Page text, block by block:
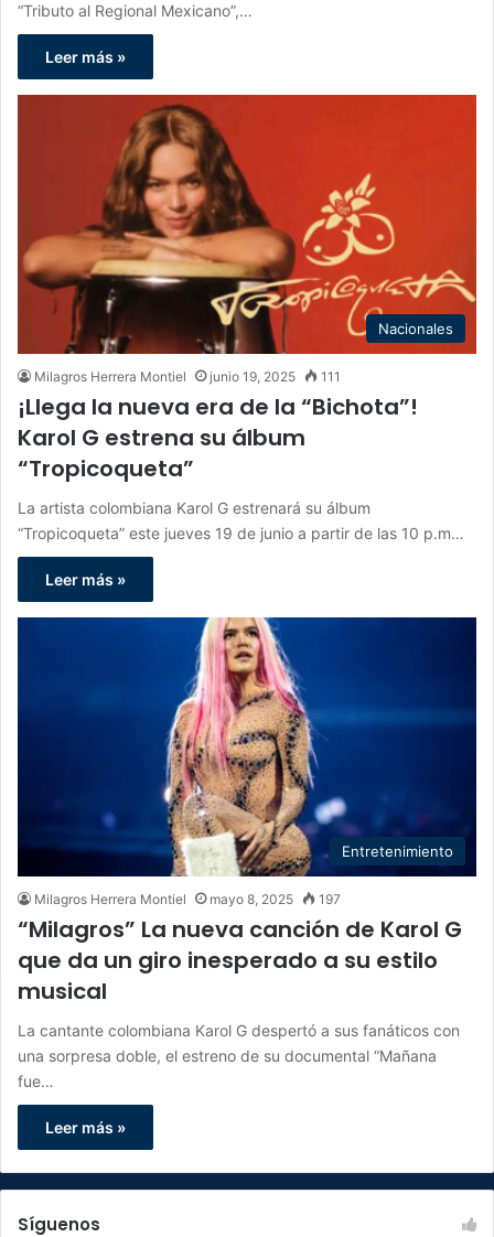
“Tributo al Regional Mexicano”,…
Leer más »
Nacionales
Milagros Herrera Montiel junio 19, 2025 111
¡Llega la nueva era de la “Bichota”!
Karol G estrena su álbum
“Tropicoqueta”
La artista colombiana Karol G estrenará su álbum
“Tropicoqueta” este jueves 19 de junio a partir de las 10 p.m…
Leer más »
Entretenimiento
Milagros Herrera Montiel mayo 8, 2025 197
“Milagros” La nueva canción de Karol G
que da un giro inesperado a su estilo
musical
La cantante colombiana Karol G despertó a sus fanáticos con
una sorpresa doble, el estreno de su documental “Mañana
fue…
Leer más »
Síguenos